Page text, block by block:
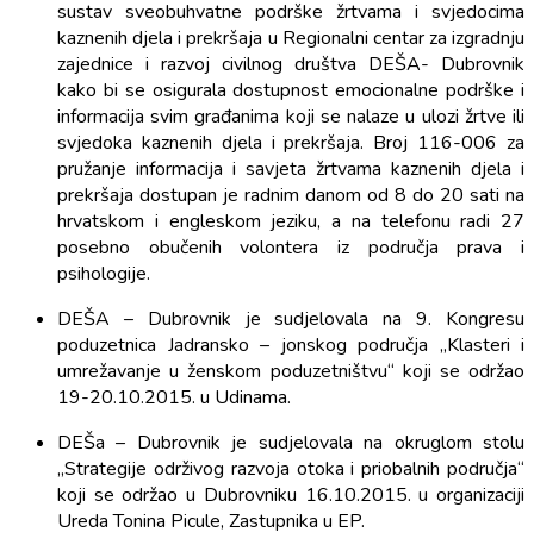
sustav sveobuhvatne podrške žrtvama i svjedocima
kaznenih djela i prekršaja u Regionalni centar za izgradnju
zajednice i razvoj civilnog društva DEŠA- Dubrovnik
kako bi se osigurala dostupnost emocionalne podrške i
informacija svim građanima koji se nalaze u ulozi žrtve ili
svjedoka kaznenih djela i prekršaja. Broj 116-006 za
pružanje informacija i savjeta žrtvama kaznenih djela i
prekršaja dostupan je radnim danom od 8 do 20 sati na
hrvatskom i engleskom jeziku, a na telefonu radi 27
posebno obučenih volontera iz područja prava i
psihologije.
DEŠA – Dubrovnik je sudjelovala na 9. Kongresu
poduzetnica Jadransko – jonskog područja „Klasteri i
umrežavanje u ženskom poduzetništvu“ koji se održao
19-20.10.2015. u Udinama.
DEŠa – Dubrovnik je sudjelovala na okruglom stolu
„Strategije održivog razvoja otoka i priobalnih područja“
koji se održao u Dubrovniku 16.10.2015. u organizaciji
Ureda Tonina Picule, Zastupnika u EP.